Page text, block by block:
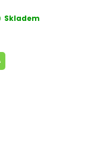
Skladem